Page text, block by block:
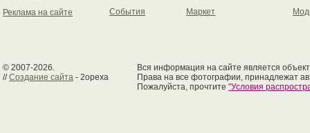
Реклама на сайте
События
Маркет
© 2007-2026.
//Создание сайта - 2opexa
Вся информация на сайте является
Права на все фотографии, принадлежат
Пожалуйста, прочтите "Условия